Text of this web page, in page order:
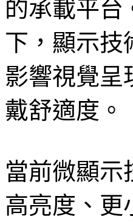
的承載平台
下，顯示
影響視覺呈
戴舒適度。
當前微顯示
高亮度、更